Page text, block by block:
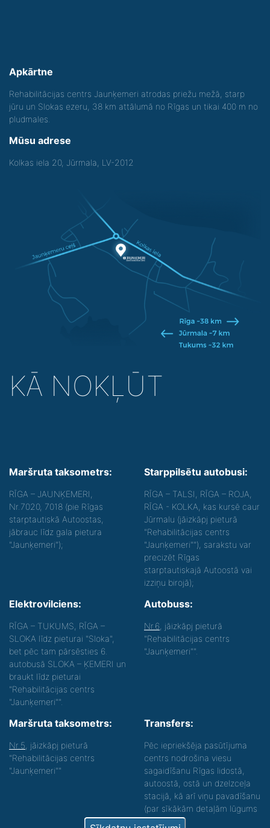
Apkārtne
Rehabilitācijas centrs Jaunķemeri atrodas priežu mežā, starp
jūru un Slokas ezeru, 38 km attālumā no Rīgas un tikai 400 m no
pludmales.
Mūsu adrese
Kolkas iela 20, Jūrmala, LV-2012
KĀ NOKĻŪT
Maršruta taksometrs:
RĪGA – JAUNĶEMERI,
Nr.7020, 7018 (pie Rīgas
starptautiskā Autoostas,
jābrauc līdz gala pietura
"Jaunķemeri");
Starppilsētu autobusi:
RĪGA – TALSI, RĪGA – ROJA,
RĪGA - KOLKA, kas kursē caur
Jūrmalu (jāizkāpj pieturā
"Rehabilitācijas centrs
"Jaunķemeri""), sarakstu var
precizēt Rīgas
starptautiskajā Autoostā vai
izziņu birojā);
Elektrovilciens:
RĪGA – TUKUMS, RĪGA –
SLOKA līdz pieturai "Sloka",
bet pēc tam pārsēsties 6.
autobusā SLOKA – ĶEMERI un
braukt līdz pieturai
"Rehabilitācijas centrs
"Jaunķemeri"".
Autobuss:
Nr.6 , jāizkāpj pieturā
"Rehabilitācijas centrs
"Jaunķemeri"".
Maršruta taksometrs:
Nr.5 , jāizkāpj pieturā
"Rehabilitācijas centrs
"Jaunķemeri""
Transfers:
Pēc iepriekšēja pasūtījuma
centrs nodrošina viesu
sagaidīšanu Rīgas lidostā,
autoostā, ostā un dzelzceļa
stacijā, kā arī viņu pavadīšanu
(par sīkākām detaļām lūgums
zvanīt).